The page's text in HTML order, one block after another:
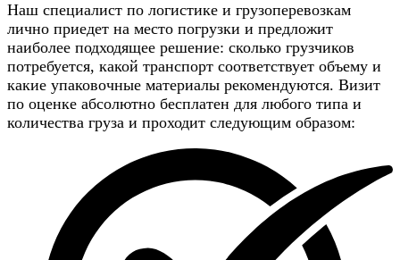
Наш специалист по логистике и грузоперевозкам
лично приедет на место погрузки и предложит
наиболее подходящее решение: сколько грузчиков
потребуется, какой транспорт соответствует объему и
какие упаковочные материалы рекомендуются. Визит
по оценке абсолютно бесплатен для любого типа и
количества груза и проходит следующим образом: